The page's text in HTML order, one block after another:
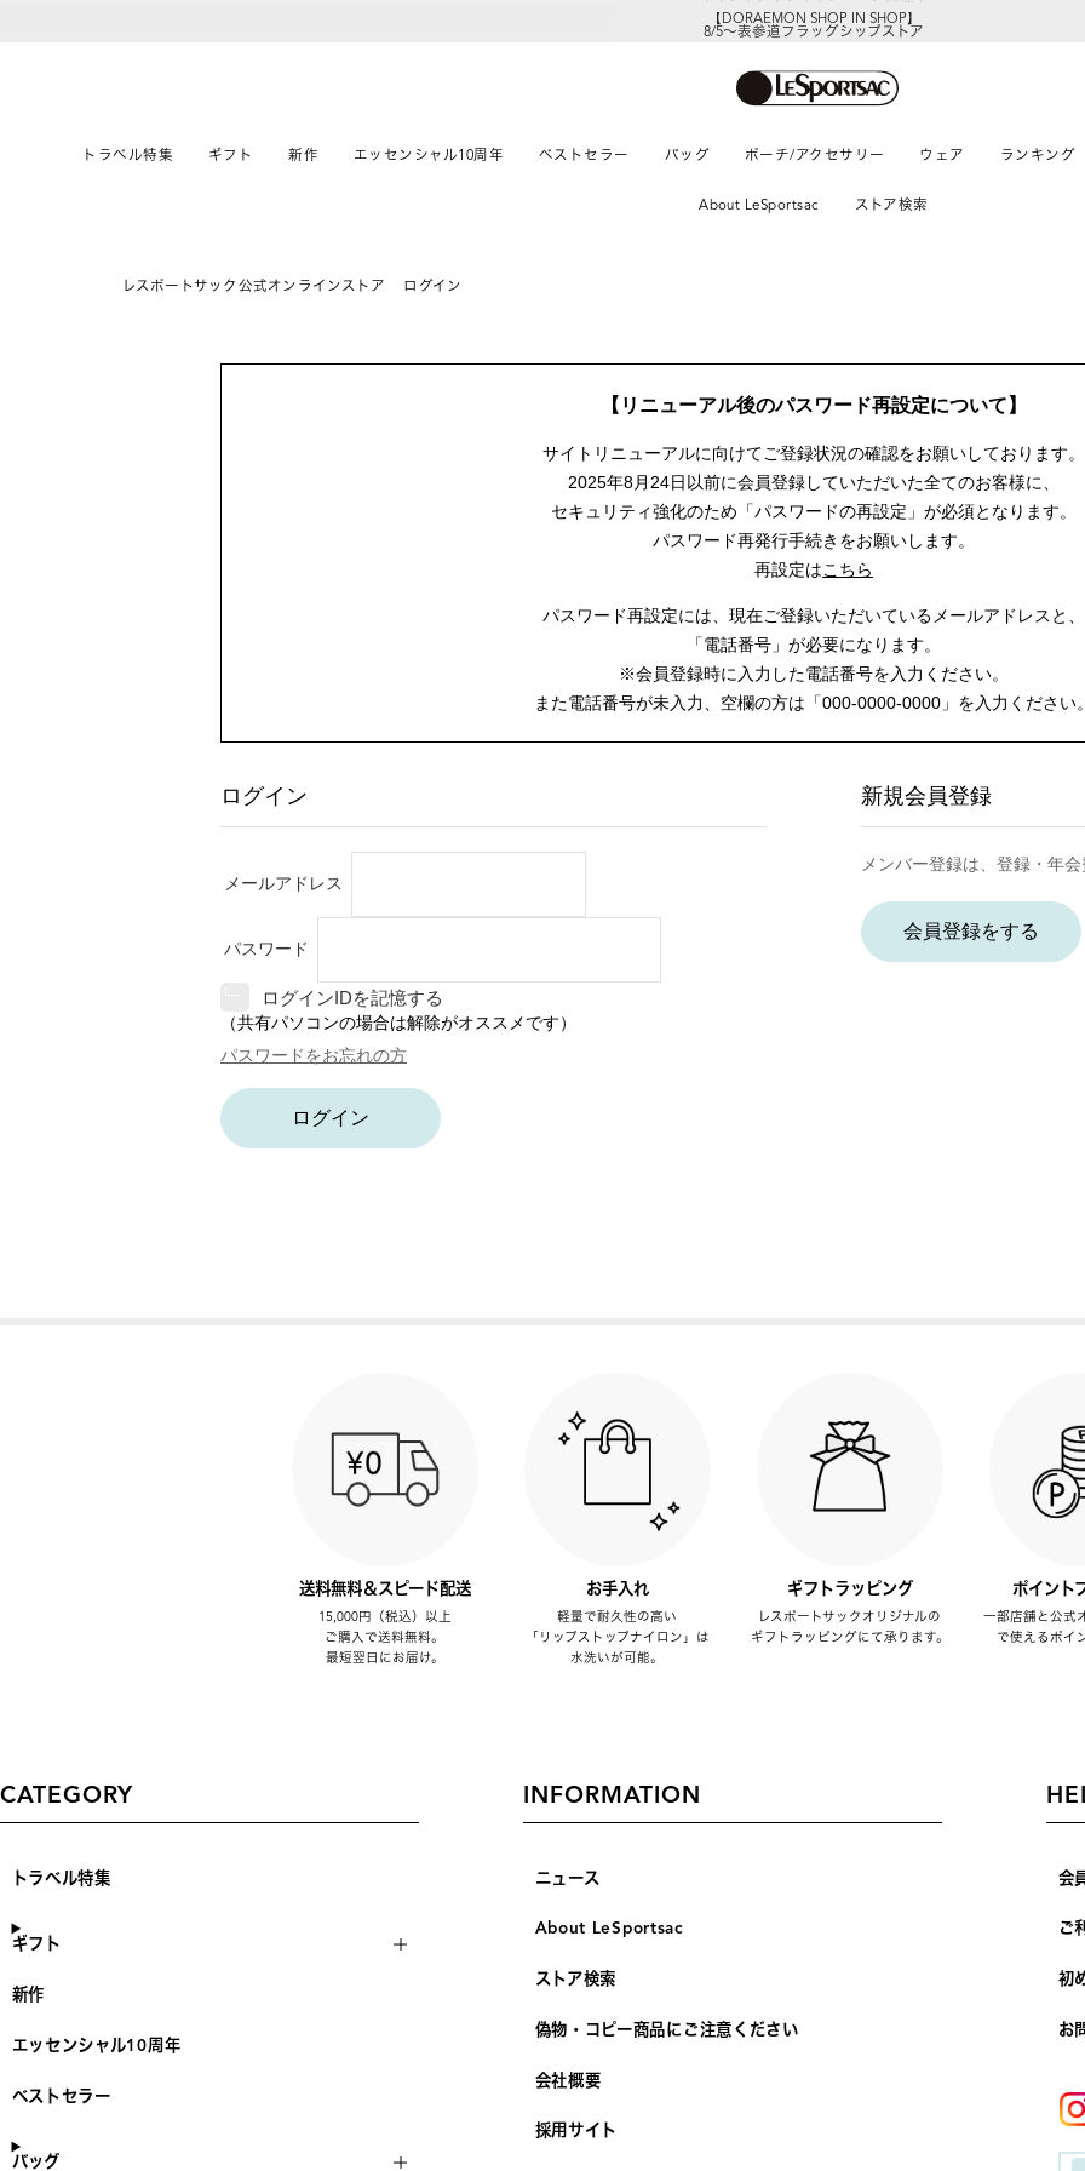
【DORAEMON SHOP IN SHOP】
8/5～表参道フラッグシップストア
トラベル特集 ギフト 新作 エッセンシャル10周年 ベストセラー バッグ ポーチ/アクセサリー ウェア ランキング
About LeSportsac ストア検索
レスポートサック公式オンラインストア ログイン
【リニューアル後のパスワード再設定について】
サイトリニューアルに向けてご登録状況の確認をお願いしております。
2025年8月24日以前に会員登録していただいた全てのお客様に、
セキュリティ強化のため「パスワードの再設定」が必須となります。
パスワード再発行手続きをお願いします。
再設定はこちら
パスワード再設定には、 現在ご登録いただいているメールアドレスと、
「電話番号」が必要になります。
※会員登録時に入力した電話番号を入力ください。
また電話番号が未入力、空欄の方は 「000-0000-0000」を入力ください。
ログイン
メールアドレス
パスワード
ログインIDを記憶する
（共有パソコンの場合は解除がオススメです）
パスワードをお忘れの方
ログイン
新規会員登録
メンバー登録は、登録・年会
会員登録をする
送料無料＆スピード配送
15,000円（税込）以上
ご購入で送料無料。
最短翌日にお届け。
お手入れ
軽量で耐久性の高い
「リップストップナイロン」は
水洗いが可能。
ギフトラッピング
レスポートサックオリジナルの
ギフトラッピングにて承ります。
ポイント
一部店舗と公式
で使えるポイ
CATEGORY
トラベル特集
ギフト
新作
エッセンシャル10周年
ベストセラー
バッグ
INFORMATION
ニュース
About LeSportsac
ストア検索
偽物・コピー商品にご注意ください
会社概要
採用サイト
会
ご
初
お